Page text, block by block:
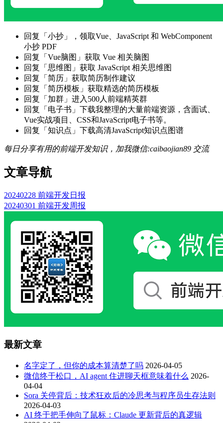
回复「小抄」，领取Vue、JavaScript 和 WebComponent
小抄 PDF
回复「Vue脑图」获取 Vue 相关脑图
回复「思维图」获取 JavaScript 相关思维图
回复「简历」获取简历制作建议
回复「简历模板」获取精选的简历模板
回复「加群」进入500人前端精英群
回复「电子书」下载我整理的大量前端资源，含面试、
Vue实战项目、CSS和JavaScript电子书等。
回复「知识点」下载高清JavaScript知识点图谱
每日分享有用的前端开发知识，加我微信:caibaojian89 交流
文章导航
20240228 前端开发日报
20240301 前端开发周报
最新文章
名字定了，但你的成本算清楚了吗 2026-04-05
微信终于松口，AI agent 住进聊天框意味着什么 2026-
04-04
Sora 关停背后：技术狂欢后的冷思考与程序员生存法则
2026-04-03
AI 终于把手伸向了鼠标：Claude 更新背后的真逻辑